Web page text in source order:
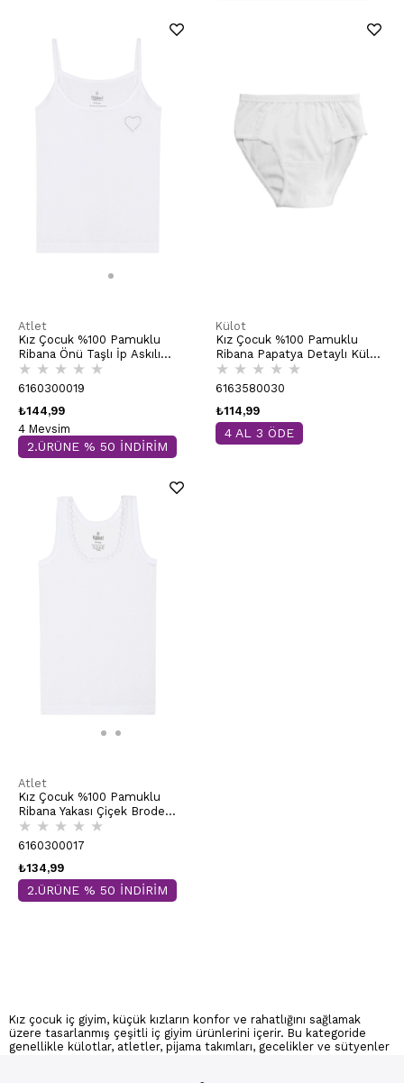
Atlet
Kız Çocuk %100 Pamuklu
Ribana Önü Taşlı İp Askılı
Atlet | Beyaz K0817
★ ★ ★ ★ ★
6160300019
₺144,99
4 Mevsim
2.ÜRÜNE % 50 İNDİRİM
Külot
Kız Çocuk %100 Pamuklu
Ribana Papatya Detaylı Külot
| Beyaz K0825
★ ★ ★ ★ ★
6163580030
₺114,99
4 AL 3 ÖDE
Atlet
Kız Çocuk %100 Pamuklu
Ribana Yakası Çiçek Brode
Kalın Askılı Atlet | Beyaz
K0800
★ ★ ★ ★ ★
6160300017
₺134,99
2.ÜRÜNE % 50 İNDİRİM
Kız çocuk iç giyim, küçük kızların konfor ve rahatlığını sağlamak
üzere tasarlanmış çeşitli iç giyim ürünlerini içerir. Bu kategoride
genellikle külotlar, atletler, pijama takımları, gecelikler ve sütyenler